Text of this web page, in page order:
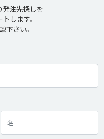
発注先探しを
します。
下さい。